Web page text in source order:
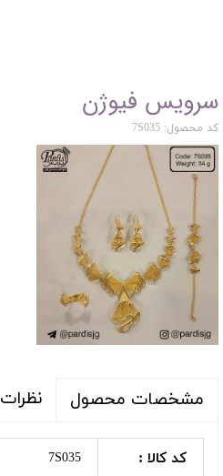
سرویس فیوژن
کد محصول: 7S035
مشخصات محصول نظرات
کد کالا : 7S035